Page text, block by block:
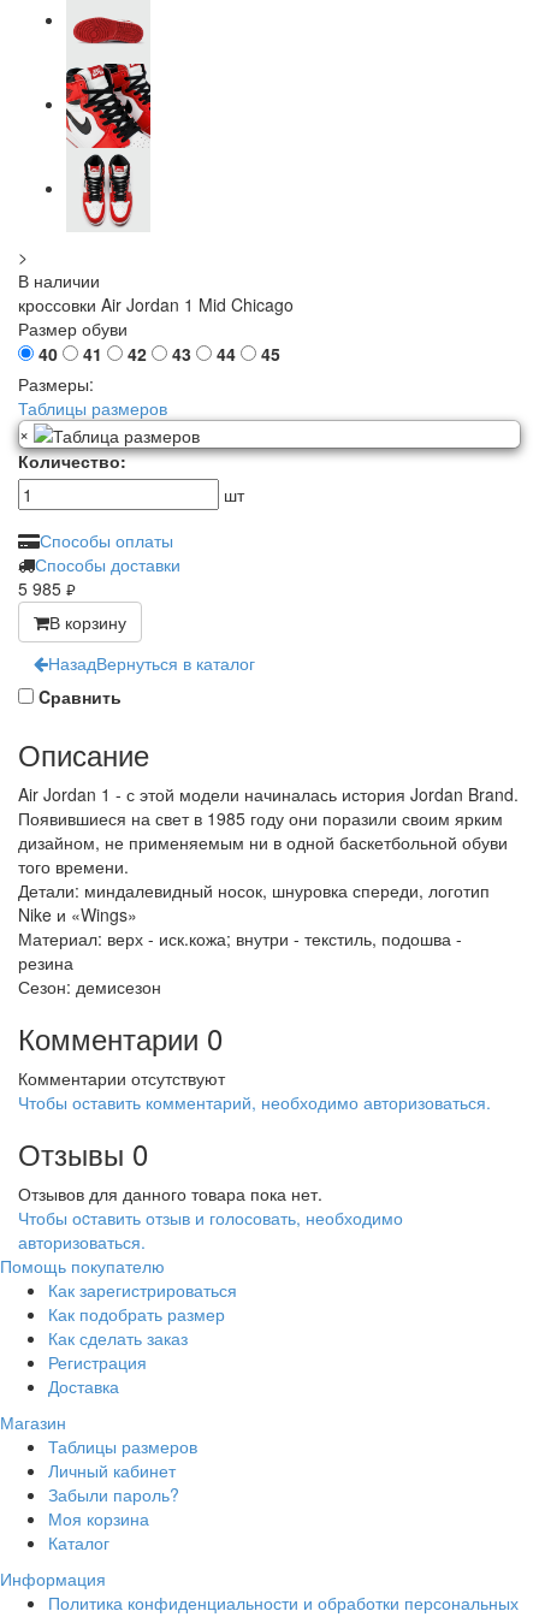
>
В наличии
кроссовки Air Jordan 1 Mid Chicago
Размер обуви
40
41 42 43 44
45
Размеры:
Таблицы размеров
×
Количество:
шт
Способы оплаты
Способы доставки
5 985 руб.
В корзину
НазадВернуться в каталог
Cравнить
Описание
Air Jordan 1 - с этой модели начиналась история Jordan Brand.
Появившиеся на свет в 1985 году они поразили своим ярким
дизайном, не применяемым ни в одной баскетбольной обуви
того времени.
Детали: миндалевидный носок, шнуровка спереди, логотип
Nike и «Wings»
Материал: верх - иск.кожа; внутри - текстиль, подошва -
резина
Сезон: демисезон
Комментарии 0
Комментарии отсутствуют
Чтобы оставить комментарий, необходимо авторизоваться.
Отзывы 0
Отзывов для данного товара пока нет.
Чтобы оcтавить отзыв и голосовать, необходимо
авторизоваться.
Помощь покупателю
Как зарегистрироваться
Как подобрать размер
Как сделать заказ
Регистрация
Доставка
Магазин
Таблицы размеров
Личный кабинет
Забыли пароль?
Моя корзина
Каталог
Информация
Политика конфиденциальности и обработки персональных